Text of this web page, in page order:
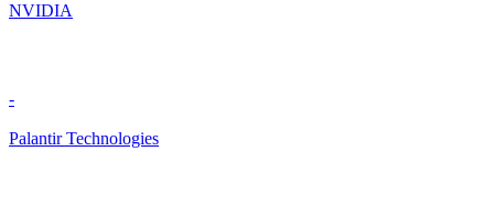
NVIDIA
-
Palantir Technologies